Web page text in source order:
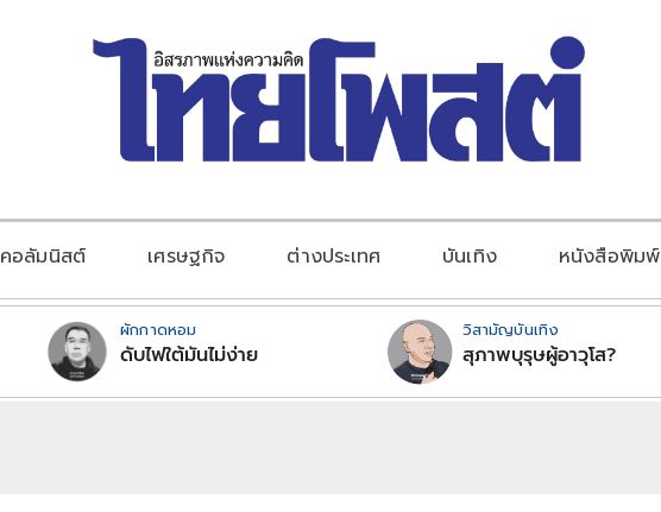
คอลัมนิสต์ เศรษฐกิจ ต่างประเทศ บันเทิง หนังสือพิมพ์
ผักกาดหอม
ดับไฟใต้มันไม่ง่าย
วิสามัญบันเทิง
สุภาพบุรุษผู้อาวุโส?